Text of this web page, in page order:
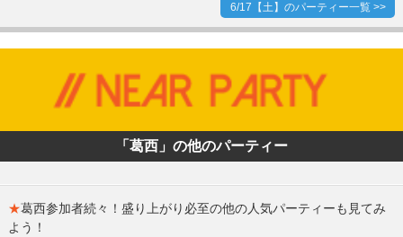
6/17【土】のパーティー一覧 >>
「葛西」の他のパーティー
★葛西参加者続々！盛り上がり必至の他の人気パーティーも見てみ
よう！